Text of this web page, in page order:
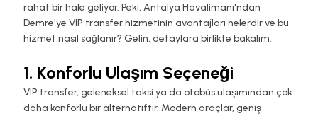
rahat bir hale geliyor. Peki, Antalya Havalimanı'ndan
Demre'ye VIP transfer hizmetinin avantajları nelerdir ve bu
hizmet nasıl sağlanır? Gelin, detaylara birlikte bakalım.
1. Konforlu Ulaşım Seçeneği
VIP transfer, geleneksel taksi ya da otobüs ulaşımından çok
daha konforlu bir alternatiftir. Modern araçlar, geniş